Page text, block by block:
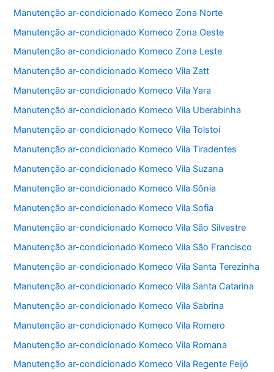
Manutenção ar-condicionado Komeco Zona Norte
Manutenção ar-condicionado Komeco Zona Oeste
Manutenção ar-condicionado Komeco Zona Leste
Manutenção ar-condicionado Komeco Vila Zatt
Manutenção ar-condicionado Komeco Vila Yara
Manutenção ar-condicionado Komeco Vila Uberabinha
Manutenção ar-condicionado Komeco Vila Tolstoi
Manutenção ar-condicionado Komeco Vila Tiradentes
Manutenção ar-condicionado Komeco Vila Suzana
Manutenção ar-condicionado Komeco Vila Sônia
Manutenção ar-condicionado Komeco Vila Sofia
Manutenção ar-condicionado Komeco Vila São Silvestre
Manutenção ar-condicionado Komeco Vila São Francisco
Manutenção ar-condicionado Komeco Vila Santa Terezinha
Manutenção ar-condicionado Komeco Vila Santa Catarina
Manutenção ar-condicionado Komeco Vila Sabrina
Manutenção ar-condicionado Komeco Vila Romero
Manutenção ar-condicionado Komeco Vila Romana
Manutenção ar-condicionado Komeco Vila Regente Feijó